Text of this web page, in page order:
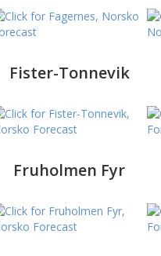
Fister-Tonnevik
Fruholmen Fyr